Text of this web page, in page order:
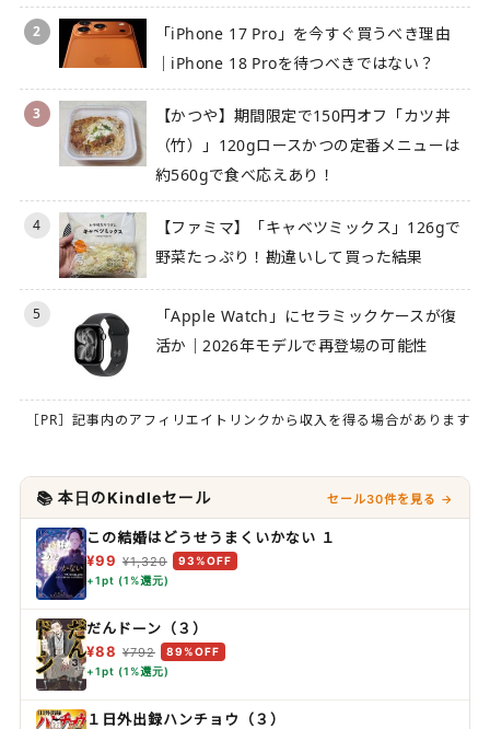
2
「iPhone 17 Pro」を今すぐ買うべき理由
｜iPhone 18 Proを待つべきではない？
3
【かつや】期間限定で150円オフ「カツ丼
（竹）」120gロースかつの定番メニューは
約560gで食べ応えあり！
4
【ファミマ】「キャベツミックス」126gで
野菜たっぷり！勘違いして買った結果
5
「Apple Watch」にセラミックケースが復
活か｜2026年モデルで再登場の可能性
［PR］記事内のアフィリエイトリンクから収入を得る場合があります
📚 本日のKindleセール セール30件を見る →
この結婚はどうせうまくいかない １
¥99 ¥1,320
93%OFF
+1pt (1%還元)
だんドーン（３）
¥88 ¥792
89%OFF
+1pt (1%還元)
１日外出録ハンチョウ（３）